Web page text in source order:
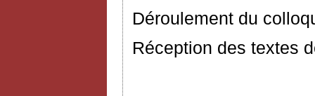
Déroulement du
Réception des textes